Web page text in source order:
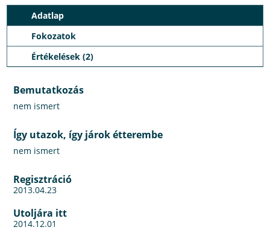
Adatlap
Fokozatok
Értékelések (2)
Bemutatkozás
nem ismert
Így utazok, így járok étterembe
nem ismert
Regisztráció
2013.04.23
Utoljára itt
2014.12.01